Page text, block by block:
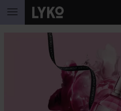
SKIP TO CONTENT